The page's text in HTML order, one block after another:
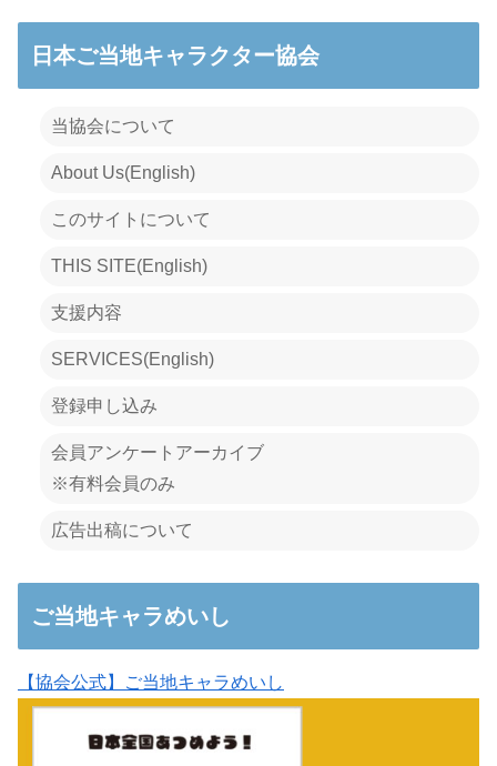
日本ご当地キャラクター協会
当協会について
About Us(English)
このサイトについて
THIS SITE(English)
支援内容
SERVICES(English)
登録申し込み
会員アンケートアーカイブ
※有料会員のみ
広告出稿について
ご当地キャラめいし
【協会公式】ご当地キャラめいし